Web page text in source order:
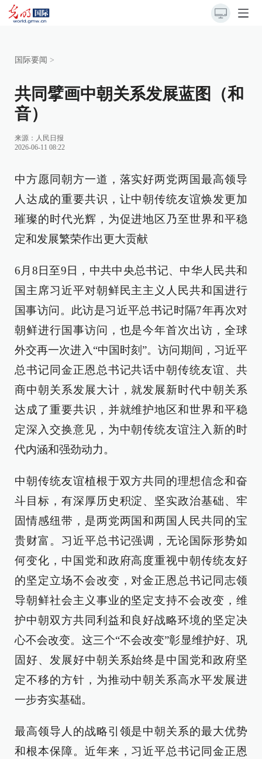
国际要闻 >
共同擘画中朝关系发展蓝图（和
音）
来源： 人民日报
2026-06-11 08:22
中方愿同朝方一道，落实好两党两国最高领导
人达成的重要共识，让中朝传统友谊焕发更加
璀璨的时代光辉，为促进地区乃至世界和平稳
定和发展繁荣作出更大贡献
6月8日至9日，中共中央总书记、中华人民共和
国主席习近平对朝鲜民主主义人民共和国进行
国事访问。此访是习近平总书记时隔7年再次对
朝鲜进行国事访问，也是今年首次出访，全球
外交再一次进入“中国时刻”。访问期间，习近平
总书记同金正恩总书记共话中朝传统友谊、共
商中朝关系发展大计，就发展新时代中朝关系
达成了重要共识，并就维护地区和世界和平稳
定深入交换意见，为中朝传统友谊注入新的时
代内涵和强劲动力。
中朝传统友谊植根于双方共同的理想信念和奋
斗目标，有深厚历史积淀、坚实政治基础、牢
固情感纽带，是两党两国和两国人民共同的宝
贵财富。习近平总书记强调，无论国际形势如
何变化，中国党和政府高度重视中朝传统友好
的坚定立场不会改变，对金正恩总书记同志领
导朝鲜社会主义事业的坚定支持不会改变，维
护中朝双方共同利益和良好战略环境的坚定决
心不会改变。这三个“不会改变”彰显维护好、巩
固好、发展好中朝关系始终是中国党和政府坚
定不移的方针，为推动中朝关系高水平发展进
一步夯实基础。
最高领导人的战略引领是中朝关系的最大优势
和根本保障。近年来，习近平总书记同金正恩